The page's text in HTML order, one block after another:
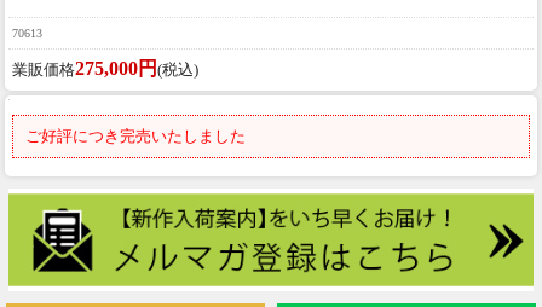
70613
業販価格275,000円 (税込)
ご好評につき完売いたしました